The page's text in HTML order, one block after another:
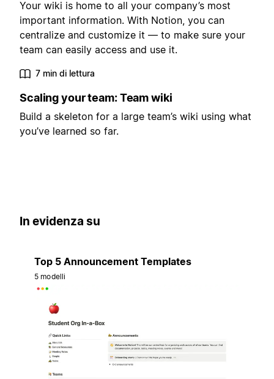
Your wiki is home to all your company’s most
important information. With Notion, you can
centralize and customize it — to make sure your
team can easily access and use it.
7 min di lettura
Scaling your team: Team wiki
Build a skeleton for a large team’s wiki using what
you’ve learned so far.
In evidenza su
Top 5 Announcement Templates
5 modelli